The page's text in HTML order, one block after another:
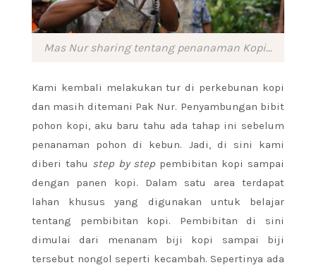
Mas Nur sharing tentang penanaman Kopi…
Kami kembali melakukan tur di perkebunan kopi
dan masih ditemani Pak Nur. Penyambungan bibit
pohon kopi, aku baru tahu ada tahap ini sebelum
penanaman pohon di kebun. Jadi, di sini kami
diberi tahu step by step pembibitan kopi sampai
dengan panen kopi. Dalam satu area terdapat
lahan khusus yang digunakan untuk belajar
tentang pembibitan kopi. Pembibitan di sini
dimulai dari menanam biji kopi sampai biji
tersebut nongol seperti kecambah. Sepertinya ada